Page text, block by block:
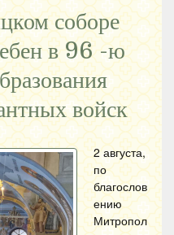
соборе
в 96 -ю
войск
2 августа,
по
благослов
ению
Митропол